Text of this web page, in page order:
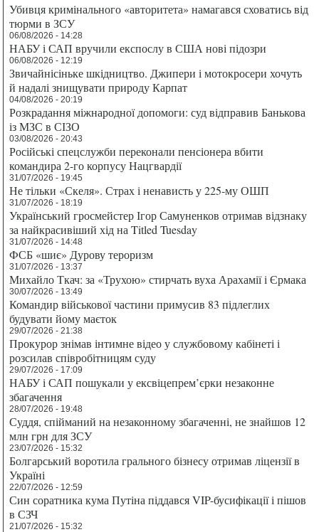
Убивця кримінального «авторитета» намагався сховатись від
тюрми в ЗСУ
06/08/2026 - 14:28
НАБУ і САП вручили експослу в США нові підозри
06/08/2026 - 12:19
Звичайнісіньке шкідництво. Джипери і мотокросери хочуть
й надалі знищувати природу Карпат
04/08/2026 - 20:19
Розкрадання міжнародної допомоги: суд відправив Банькова
із МЗС в СІЗО
03/08/2026 - 20:43
Російські спецслужби переконали пенсіонера вбити
командира 2-го корпусу Нацгвардії
31/07/2026 - 19:45
Не тільки «Скеля». Страх і ненависть у 225-му ОШП
31/07/2026 - 18:19
Український гросмейстер Ігор Самуненков отримав відзнаку
за найкрасивіший хід на Titled Tuesday
31/07/2026 - 14:48
ФСБ «шиє» Дурову тероризм
31/07/2026 - 13:37
Михайло Ткач: за «Трухою» стирчать вуха Арахамії і Єрмака
30/07/2026 - 13:49
Командир військової частини примусив 83 підлеглих
будувати йому маєток
29/07/2026 - 21:38
Прокурор знімав інтимне відео у службовому кабінеті і
розсилав співробітницям суду
29/07/2026 - 17:09
НАБУ і САП пошукали у ексвіцепрем’єрки незаконне
збагачення
28/07/2026 - 19:48
Суддя, спійманий на незаконному збагаченні, не знайшов 12
млн грн для ЗСУ
23/07/2026 - 15:32
Болгарський воротила грального бізнесу отримав ліцензії в
Україні
22/07/2026 - 12:59
Син соратника кума Путіна піддався VIP-бусифікації і пішов
в СЗЧ
21/07/2026 - 15:32